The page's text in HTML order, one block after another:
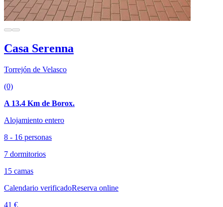
Casa Serenna
Torrejón de Velasco
(0)
A 13.4 Km de Borox.
Alojamiento entero
8 - 16 personas
7 dormitorios
15 camas
Calendario verificadoReserva online
41 €